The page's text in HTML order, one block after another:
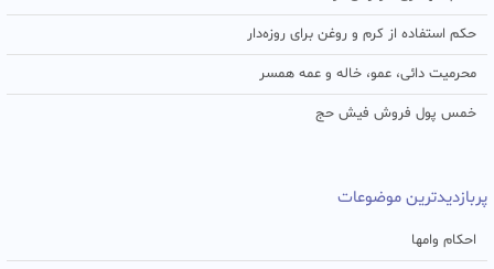
حکم استفاده از کرم و روغن برای روزه‌دار
محرمیت دائی، عمو، خاله و عمه همسر
خمس پول فروش فیش حج
پربازدیدترین موضوعات
احکام وامها